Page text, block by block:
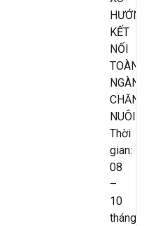
KẾT
NỐI
TOÀN
NGÀNH
CHĂN
NUÔI
Thời
gian:
08
–
10
tháng